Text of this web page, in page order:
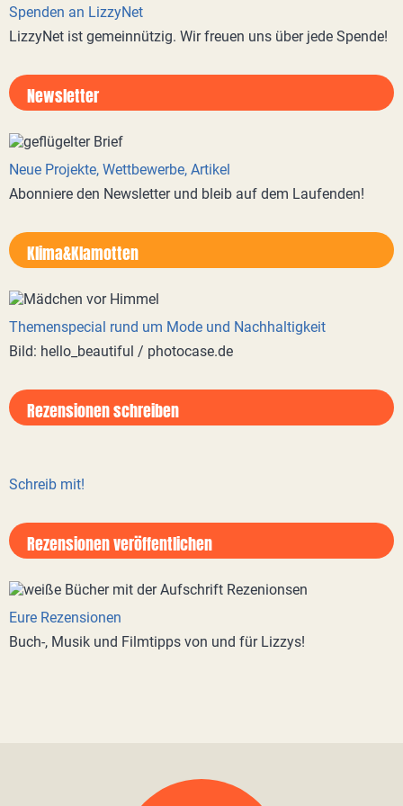
Spenden an LizzyNet
LizzyNet ist gemeinnützig. Wir freuen uns über jede Spende!
Newsletter
Neue Projekte, Wettbewerbe, Artikel
Abonniere den Newsletter und bleib auf dem Laufenden!
Klima&Klamotten
Themenspecial rund um Mode und Nachhaltigkeit
Bild: hello_beautiful / photocase.de
Rezensionen schreiben
Schreib mit!
Rezensionen veröffentlichen
Eure Rezensionen
Buch-, Musik und Filmtipps von und für Lizzys!